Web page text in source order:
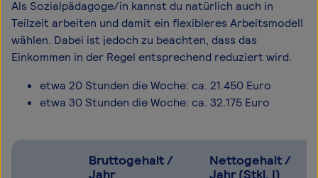
Als Sozialpädagoge/in kannst du natürlich auch in
Teilzeit arbeiten und damit ein flexibleres Arbeitsmodell
wählen. Dabei ist jedoch zu beachten, dass das
Einkommen in der Regel entsprechend reduziert wird.
etwa 20 Stunden die Woche: ca. 21.450 Euro
etwa 30 Stunden die Woche: ca. 32.175 Euro
Bruttogehalt /
Jahr
Nettogehalt /
Jahr (Stkl. I)